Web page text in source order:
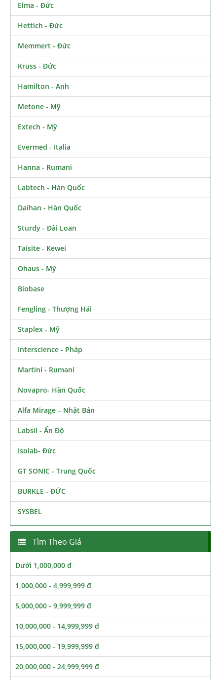
Elma - Đức
Hettich - Đức
Memmert - Đức
Kruss - Đức
Hamilton - Anh
Metone - Mỹ
Extech - Mỹ
Evermed - Italia
Hanna - Rumani
Labtech - Hàn Quốc
Daihan - Hàn Quốc
Sturdy - Đài Loan
Taisite - Kewei
Ohaus - Mỹ
Biobase
Fengling - Thượng Hải
Staplex - Mỹ
Interscience - Pháp
Martini - Rumani
Novapro- Hàn Quốc
Alfa Mirage – Nhật Bản
Labsil - Ấn Độ
Isolab- Đức
GT SONIC - Trung Quốc
BURKLE - ĐỨC
SYSBEL
Tìm Theo Giá
Dưới 1,000,000 đ
1,000,000 - 4,999,999 đ
5,000,000 - 9,999,999 đ
10,000,000 - 14,999,999 đ
15,000,000 - 19,999,999 đ
20,000,000 - 24,999,999 đ